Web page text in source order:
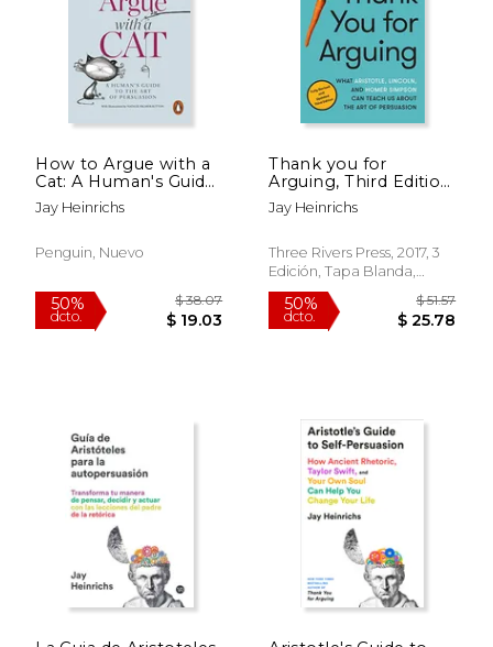
40% $ 44.31 50%
How to Argue with a
Cat: A Human's Guide
to the Art of
Persuasion (en
Jay Heinrichs
Penguin, Nuevo
Thank you for
Arguing, Third Edition:
What Aristotle,
Lincoln, and Homer
us About the art of
Persuasion (en
Jay Heinrichs
Three Rivers Press, 2017, 3
Edición, Tapa Blanda,
Usado